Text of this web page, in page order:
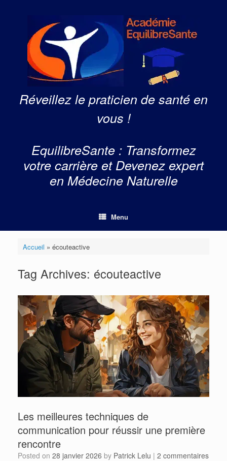
Réveillez le praticien de santé en
vous !
EquilibreSante : Transformez
votre carrière et Devenez expert
en Médecine Naturelle
Menu
Accueil » écouteactive
Tag Archives: écouteactive
Les meilleures techniques de
communication pour réussir une première
rencontre
Posted on 28 janvier 2026 by Patrick Lelu | 2 commentaires